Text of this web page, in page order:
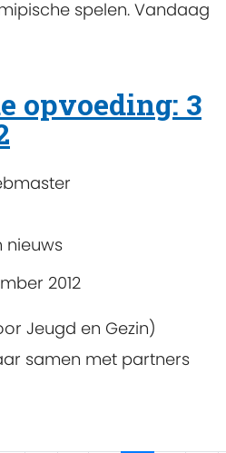
spelen. Vandaag
opvoeding: 3
nieuws
2012
Jeugd en Gezin)
samen met partners